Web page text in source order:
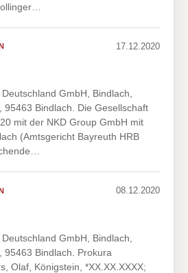
17.12.2020
GmbH, Bindlach,
95463 Bindlach. Die Gesellschaft
mit der NKD Group GmbH mit
(Amtsgericht Bayreuth HRB
08.12.2020
GmbH, Bindlach,
95463 Bindlach. Prokura
Olaf, Königstein, *XX.XX.XXXX;